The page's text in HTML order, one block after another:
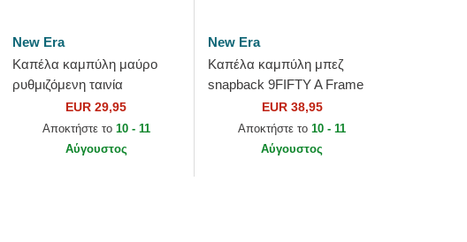
New Era
Καπέλα καμπύλη μαύρο
ρυθμιζόμενη ταινία
9TWENTY Stamp από
Vegas Golden Knights NHL
από New Era
EUR 29,95
Αποκτήστε το 10 - 11
Αύγουστος
New Era
Καπέλα καμπύλη μπεζ
snapback 9FIFTY A Frame
Chainstitch από Vegas
Golden Knights NHL από
EUR 38,95
Αποκτήστε το10 - 11
Αύγουστος